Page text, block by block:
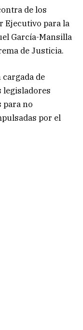
de los
Ejecutivo para la
García-Mansilla
de Justicia.
de
legisladores
para no
por el